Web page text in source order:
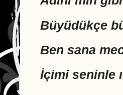
Büyüdükçe
Ben sana
İçimi seninle